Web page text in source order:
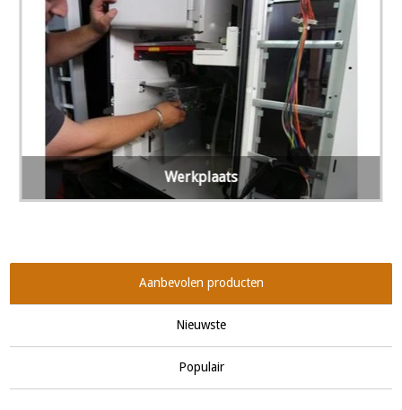
Werkplaats
Aanbevolen producten
Nieuwste
Populair